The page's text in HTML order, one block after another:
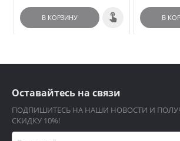
В КОРЗИНУ В
Оставайтесь на связи
ПОДПИШИТЕСЬ НА НАШИ НОВОСТИ И
СКИДКУ 10%!